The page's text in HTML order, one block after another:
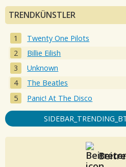
TRENDKÜNSTLER
Twenty One Pilots
Billie Eilish
Unknown
The Beatles
Panic! At The Disco